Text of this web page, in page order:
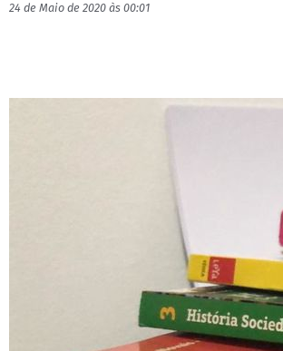
24 de Maio de 2020 às 00:01